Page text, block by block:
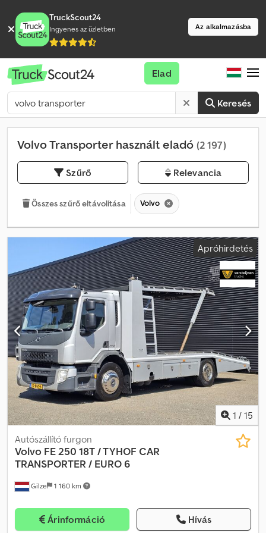
TruckScout24
Ingyenes az üzletben Az alkalmazásba
Keresés
Elad
Volvo Transporter használt eladó (2 197)
Szűrő Relevancia
Összes szűrő eltávolítása Volvo
Apróhirdetés
1 / 15
Gilze 1 160 km
Autószállító furgon
Volvo FE 250 18T / TYHOF CAR
TRANSPORTER / EURO 6
Árinformáció Hívás